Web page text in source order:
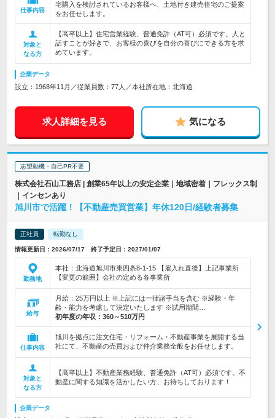
仕事内容
宅購入を検討されているお客様へ、土地付き建売住宅のご提案
をお任せします。
対象と
なる方
【高卒以上】住宅営業経験、普通免許（AT可）必須です。人と
話すことが好きで、お客様の喜びを自分の喜びにできる方を求
めています。
企業データ
設立：1968年11月／従業員数：77人／本社所在地：北海道
求人詳細を見る 気になる
志望動機・自己PR不要
株式会社石山工務店 | 創業65年以上の安定企業｜地域密着｜フレックス制
｜インセンあり
旭川市で活躍！【不動産売買営業】年休120日/経験者募集
正社員 転勤なし
情報更新日：2026/07/17 終了予定日：2027/01/07
勤務地
本社：北海道旭川市東四条8-1-15 【雇入れ直後】上記事業所
【変更の範囲】会社の定める各事業所
給与
月給：25万円以上 ※上記には一律諸手当を含む ※経験・年
齢・能力を考慮して決定いたします ※試用期間…
初年度の年収： 360～510万円
仕事内容
旭川を拠点に注文住宅・リフォーム・不動産事業を展開する当
社にて、不動産の売買および仲介業務全般をお任せします。
対象と
なる方
【高卒以上】不動産業務経験、普通免許（AT可）必須です。不
動産に関する知識を活かしたい方、お待ちしております！
企業データ